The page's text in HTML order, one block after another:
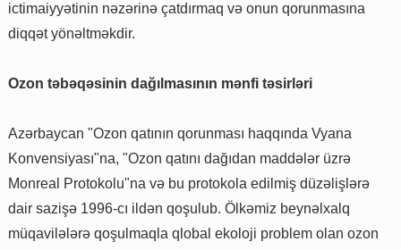
ictimaiyyətinin nəzərinə çatdırmaq və onun qorunmasına
diqqət yönəltməkdir.
Ozon təbəqəsinin dağılmasının mənfi təsirləri
Azərbaycan "Ozon qatının qorunması haqqında Vyana
Konvensiyası"na, "Ozon qatını dağıdan maddələr üzrə
Monreal Protokolu"na və bu protokola edilmiş düzəlişlərə
dair sazişə 1996-cı ildən qoşulub. Ölkəmiz beynəlxalq
müqavilələrə qoşulmaqla qlobal ekoloji problem olan ozon